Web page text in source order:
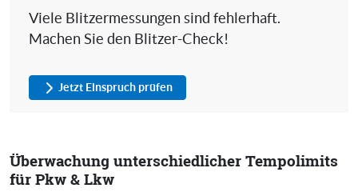
Viele Blitzermessungen sind fehlerhaft.
Machen Sie den Blitzer-Check!
Jetzt Einspruch prüfen
Überwachung unterschiedlicher Tempolimits
für Pkw & Lkw